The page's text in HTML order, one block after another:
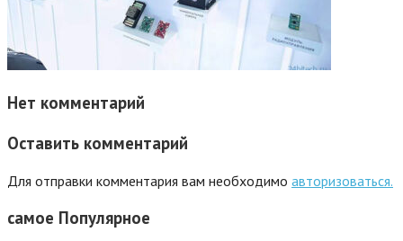
Нет комментарий
Оставить комментарий
Для отправки комментария вам необходимо авторизоваться.
самое Популярное